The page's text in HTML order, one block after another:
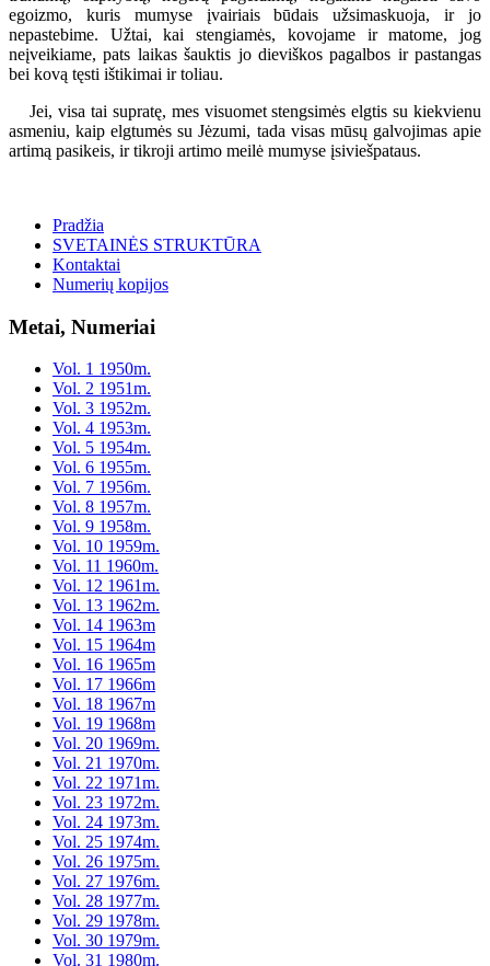
egoizmo, kuris mumyse įvairiais būdais užsimaskuoja, ir jo
nepastebime. Užtai, kai stengiamės, kovojame ir matome, jog
neįveikiame, pats laikas šauktis jo dieviškos pagalbos ir pastangas
bei kovą tęsti ištikimai ir toliau.
Jei, visa tai supratę, mes visuomet stengsimės elgtis su kiekvienu
asmeniu, kaip elgtumės su Jėzumi, tada visas mūsų galvojimas apie
artimą pasikeis, ir tikroji artimo meilė mumyse įsiviešpataus.
Pradžia
SVETAINĖS STRUKTŪRA
Kontaktai
Numerių kopijos
Metai, Numeriai
Vol. 1 1950m.
Vol. 2 1951m.
Vol. 3 1952m.
Vol. 4 1953m.
Vol. 5 1954m.
Vol. 6 1955m.
Vol. 7 1956m.
Vol. 8 1957m.
Vol. 9 1958m.
Vol. 10 1959m.
Vol. 11 1960m.
Vol. 12 1961m.
Vol. 13 1962m.
Vol. 14 1963m
Vol. 15 1964m
Vol. 16 1965m
Vol. 17 1966m
Vol. 18 1967m
Vol. 19 1968m
Vol. 20 1969m.
Vol. 21 1970m.
Vol. 22 1971m.
Vol. 23 1972m.
Vol. 24 1973m.
Vol. 25 1974m.
Vol. 26 1975m.
Vol. 27 1976m.
Vol. 28 1977m.
Vol. 29 1978m.
Vol. 30 1979m.
Vol. 31 1980m.